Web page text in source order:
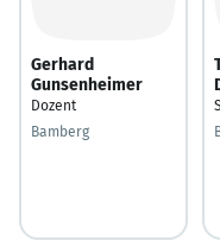
Gerhard
Gunsenheimer
Dozent
Bamberg